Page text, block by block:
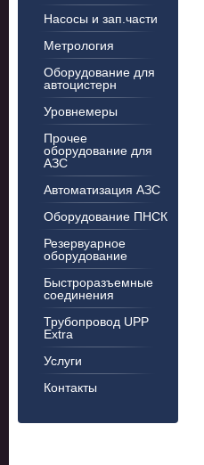
Насосы и зап.части
Метрология
Оборудование для
автоцистерн
Уровнемеры
Прочее
оборудование для
АЗС
Автоматизация АЗС
Оборудование ПНСК
Резервуарное
оборудование
Быстроразъемные
соединения
Трубопровод UPP
Extra
Услуги
Контакты